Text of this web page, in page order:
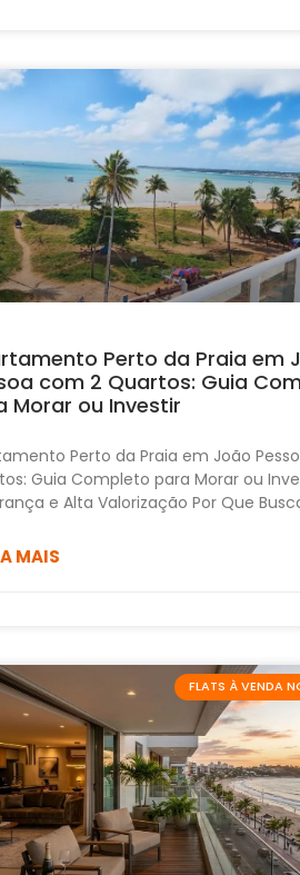
Perto da Praia em
com 2 Quartos: Guia
Morar ou Investir
Perto da Praia em João
Guia Completo para Morar ou
e Alta Valorização Por Que
MAIS
FLATS À VENDA